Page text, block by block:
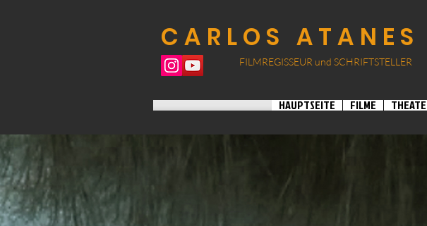
CARLOS ATANES
FILMREGISSEUR und SCHRIFTSTELLER
HAUPTSEITE FILME